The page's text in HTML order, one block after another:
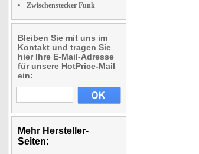
Zwischenstecker Funk
Bleiben Sie mit uns im
Kontakt und tragen Sie
hier Ihre E-Mail-Adresse
für unsere HotPrice-Mail
ein:
Mehr Hersteller-
Seiten: